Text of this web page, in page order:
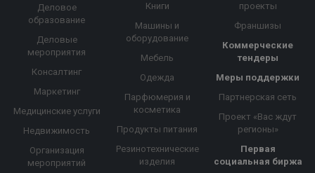
Деловое
образование
Деловые
мероприятия
Консалтинг
Маркетинг
Медицинские услуги
Недвижимость
Организация
мероприятий
Книги
Машины и
оборудование
Мебель
Одежда
Парфюмерия и
косметика
Продукты питания
Резинотехнические
изделия
проекты
Франшизы
Коммерческие
тендеры
Меры поддержки
Партнерская сеть
Проект «Вас ждут
регионы»
Первая
социальная биржа